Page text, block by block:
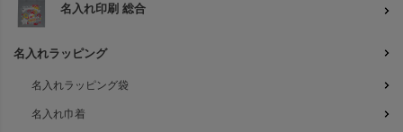
名入れ印刷 総合
名入れラッピング
名入れラッピング袋
名入れ巾着